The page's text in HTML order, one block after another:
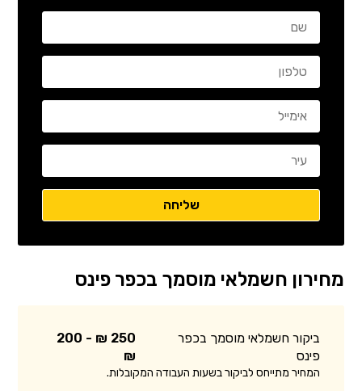
מחירון חשמלאי מוסמך בכפר פינס
ביקור חשמלאי מוסמך בכפר
פינס
250 ₪ - 200
₪
המחיר מתייחס לביקור בשעות העבודה המקובלות.